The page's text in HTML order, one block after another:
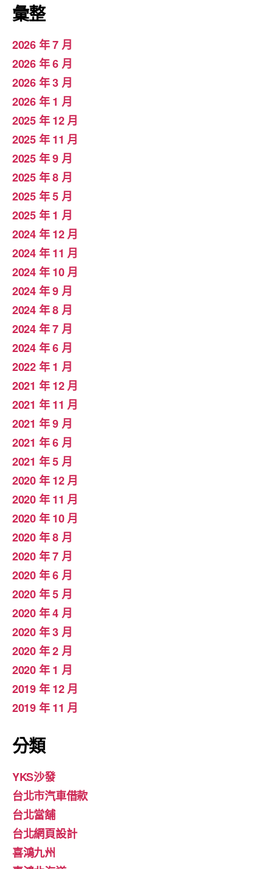
彙整
2026 年 7 月
2026 年 6 月
2026 年 3 月
2026 年 1 月
2025 年 12 月
2025 年 11 月
2025 年 9 月
2025 年 8 月
2025 年 5 月
2025 年 1 月
2024 年 12 月
2024 年 11 月
2024 年 10 月
2024 年 9 月
2024 年 8 月
2024 年 7 月
2024 年 6 月
2022 年 1 月
2021 年 12 月
2021 年 11 月
2021 年 9 月
2021 年 6 月
2021 年 5 月
2020 年 12 月
2020 年 11 月
2020 年 10 月
2020 年 8 月
2020 年 7 月
2020 年 6 月
2020 年 5 月
2020 年 4 月
2020 年 3 月
2020 年 2 月
2020 年 1 月
2019 年 12 月
2019 年 11 月
分類
YKS沙發
台北市汽車借款
台北當舖
台北網頁設計
喜鴻九州